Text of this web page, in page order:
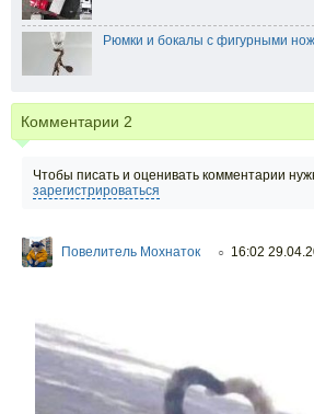
Рюмки и бокалы с фигурными
Комментарии 2
Чтобы писать и оценивать комментарии
зарегистрироваться
Повелитель Мохнаток ○ 16:02